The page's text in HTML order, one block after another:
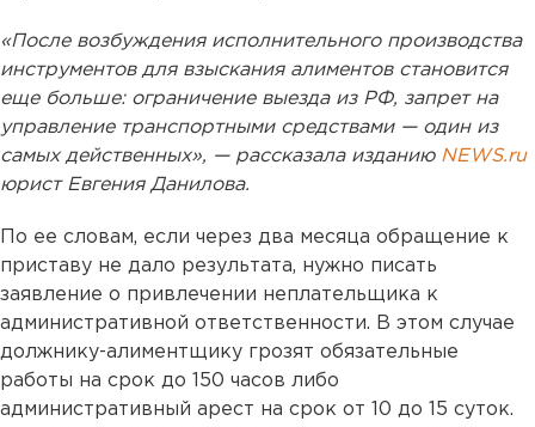
«После возбуждения исполнительного производства
инструментов для взыскания алиментов становится
еще больше: ограничение выезда из РФ, запрет на
управление транспортными средствами — один из
самых действенных», — рассказала изданию NEWS.ru
юрист Евгения Данилова.
По ее словам, если через два месяца обращение к
приставу не дало результата, нужно писать
заявление о привлечении неплательщика к
административной ответственности. В этом случае
должнику-алиментщику грозят обязательные
работы на срок до 150 часов либо
административный арест на срок от 10 до 15 суток.